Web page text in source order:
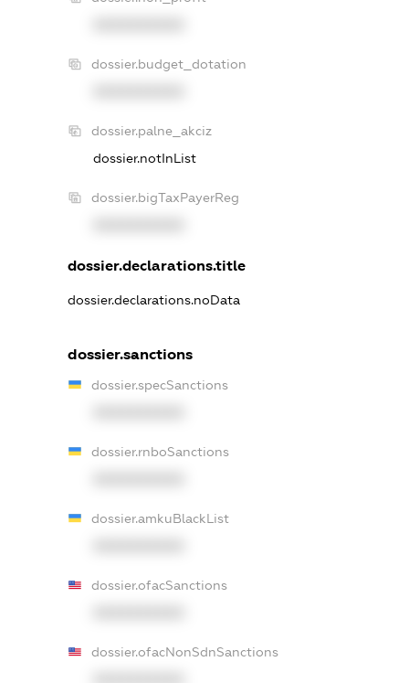
dossier.budget_dotation
dossier.palne_akciz
dossier.notInList
dossier.bigTaxPayerReg
dossier.declarations.title
dossier.declarations.noData
dossier.sanctions
dossier.specSanctions
dossier.rnboSanctions
dossier.amkuBlackList
dossier.ofacSanctions
dossier.ofacNonSdnSanctions